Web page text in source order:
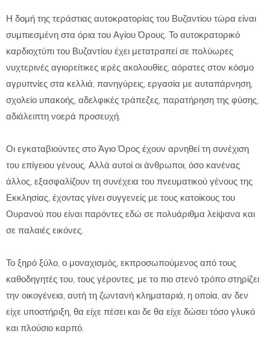
Η δομή της τεράστιας αυτοκρατορίας του Βυζαντίου τώρα είναι
συμπιεσμένη στα όρια του Αγίου Όρους. Το αυτοκρατορικό
καρδιοχτύπι του Βυζαντίου έχει μετατραπεί σε πολύωρες
νυχτερινές αγιορείτικες ιερές ακολουθίες, αόρατες στον κόσμο
αγρυπνίες στα κελλιά, πανηγύρεις, εργασία με αυταπάρνηση,
σχολείο υπακοής, αδελφικές τράπεζες, παρατήρηση της φύσης,
αδιάλειπτη νοερά προσευχή.
Οι εγκαταβιούντες στο Άγιο Όρος έχουν αρνηθεί τη συνέχιση
του επίγειου γένους. Αλλά αυτοί οι άνθρωποι, όσο κανένας
άλλος, εξασφαλίζουν τη συνέχεια του πνευματικού γένους της
Εκκλησίας, έχοντας γίνει συγγενείς με τους κατοίκους του
Ουρανού που είναι παρόντες εδώ σε πολυάριθμα λείψανα και
σε παλαιές εικόνες.
Το ξηρό ξύλο, ο μοναχισμός, εκπροσωπούμενος από τους
καθοδηγητές του, τους γέροντες, με το πιο στενό τρόπο στηρίζει
την οικογένεια, αυτή τη ζωντανή κληματαριά, η οποία, αν δεν
είχε υποστήριξη, θα είχε πέσει και δε θα είχε δώσει τόσο γλυκό
και πλούσιο καρπό.